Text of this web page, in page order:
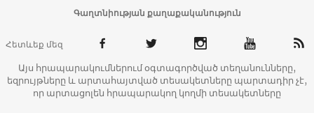
Գաղտնիության քաղաքականություն
Հետևեք մեզ
Այս հրապարակումներում օգտագործված տեղանունները,
եզրույթները և արտահայտված տեսակետները պարտադիր չէ,
որ արտացոլեն հրապարակող կողմի տեսակետները